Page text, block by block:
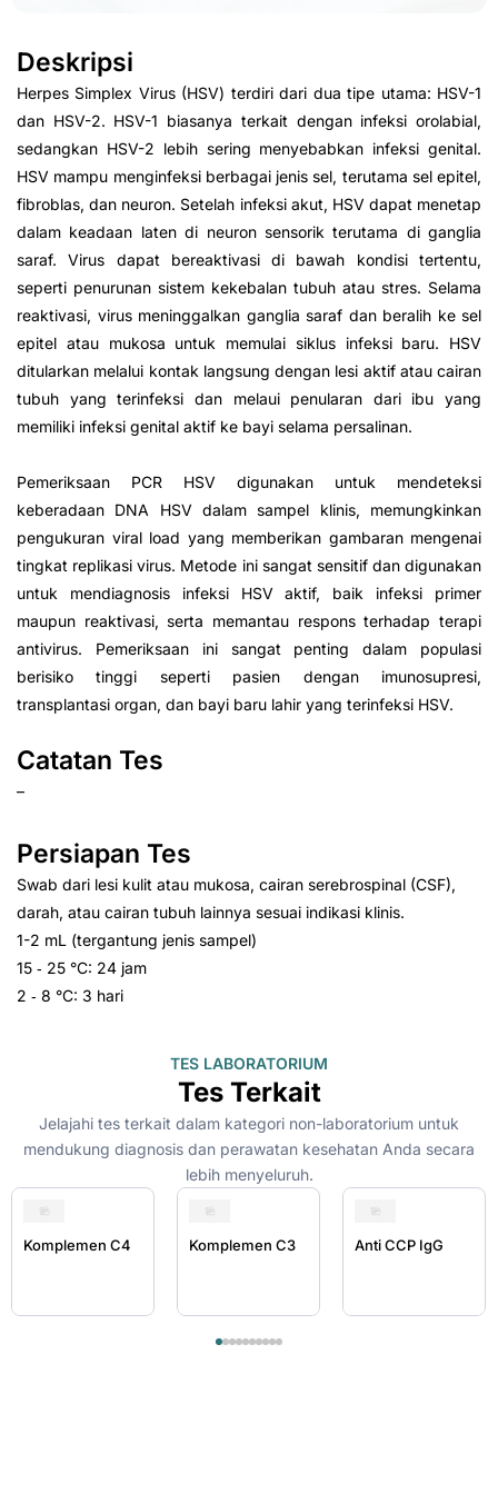
Deskripsi
Herpes Simplex Virus (HSV) terdiri dari dua tipe utama: HSV-1
dan HSV-2. HSV-1 biasanya terkait dengan infeksi orolabial,
sedangkan HSV-2 lebih sering menyebabkan infeksi genital.
HSV mampu menginfeksi berbagai jenis sel, terutama sel epitel,
fibroblas, dan neuron. Setelah infeksi akut, HSV dapat menetap
dalam keadaan laten di neuron sensorik terutama di ganglia
saraf. Virus dapat bereaktivasi di bawah kondisi tertentu,
seperti penurunan sistem kekebalan tubuh atau stres. Selama
reaktivasi, virus meninggalkan ganglia saraf dan beralih ke sel
epitel atau mukosa untuk memulai siklus infeksi baru. HSV
ditularkan melalui kontak langsung dengan lesi aktif atau cairan
tubuh yang terinfeksi dan melaui penularan dari ibu yang
memiliki infeksi genital aktif ke bayi selama persalinan.
Pemeriksaan PCR HSV digunakan untuk mendeteksi
keberadaan DNA HSV dalam sampel klinis, memungkinkan
pengukuran viral load yang memberikan gambaran mengenai
tingkat replikasi virus. Metode ini sangat sensitif dan digunakan
untuk mendiagnosis infeksi HSV aktif, baik infeksi primer
maupun reaktivasi, serta memantau respons terhadap terapi
antivirus. Pemeriksaan ini sangat penting dalam populasi
berisiko tinggi seperti pasien dengan imunosupresi,
transplantasi organ, dan bayi baru lahir yang terinfeksi HSV.
Catatan Tes
–
Persiapan Tes
Swab dari lesi kulit atau mukosa, cairan serebrospinal (CSF),
darah, atau cairan tubuh lainnya sesuai indikasi klinis.
1-2 mL (tergantung jenis sampel)
15 ‑ 25 °C: 24 jam
2 ‑ 8 °C: 3 hari
TES LABORATORIUM
Tes Terkait
Jelajahi tes terkait dalam kategori non-laboratorium untuk
mendukung diagnosis dan perawatan kesehatan Anda secara
lebih menyeluruh.
Komplemen C4 Komplemen C3 Anti CCP IgG